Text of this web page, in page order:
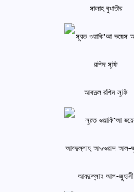
সালাহ বুখাতীর
আবদুল রশিদ সুফি
আবদুল্লাহ আল-জুহানী